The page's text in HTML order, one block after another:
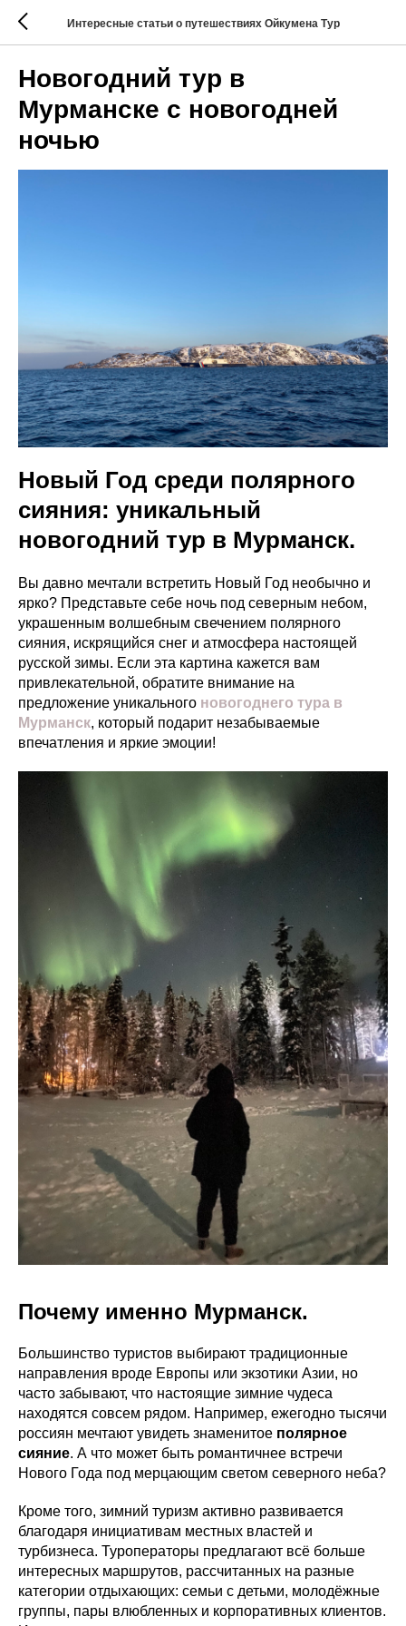
Интересные статьи о путешествиях Ойкумена Тур
Новогодний тур в
Мурманске с новогодней
ночью
Новый Год среди полярного
сияния: уникальный
новогодний тур в Мурманск.
Вы давно мечтали встретить Новый Год необычно и
ярко? Представьте себе ночь под северным небом,
украшенным волшебным свечением полярного
сияния, искрящийся снег и атмосфера настоящей
русской зимы. Если эта картина кажется вам
привлекательной, обратите внимание на
предложение уникального новогоднего тура в
Мурманск, который подарит незабываемые
впечатления и яркие эмоции!
Почему именно Мурманск.
Большинство туристов выбирают традиционные
направления вроде Европы или экзотики Азии, но
часто забывают, что настоящие зимние чудеса
находятся совсем рядом. Например, ежегодно тысячи
россиян мечтают увидеть знаменитое полярное
сияние. А что может быть романтичнее встречи
Нового Года под мерцающим светом северного неба?
Кроме того, зимний туризм активно развивается
благодаря инициативам местных властей и
турбизнеса. Туроператоры предлагают всё больше
интересных маршрутов, рассчитанных на разные
категории отдыхающих: семьи с детьми, молодёжные
группы, пары влюбленных и корпоративных клиентов.